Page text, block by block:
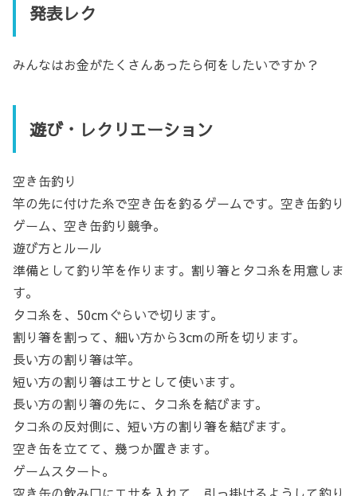
発表レク
みんなはお金がたくさんあったら何をしたいですか？
遊び・レクリエーション
空き缶釣り
竿の先に付けた糸で空き缶を釣るゲームです。空き缶釣り
ゲーム、空き缶釣り競争。
遊び方とルール
準備として釣り竿を作ります。割り箸とタコ糸を用意しま
す。
タコ糸を、50cmぐらいで切ります。
割り箸を割って、細い方から3cmの所を切ります。
長い方の割り箸は竿。
短い方の割り箸はエサとして使います。
長い方の割り箸の先に、タコ糸を結びます。
タコ糸の反対側に、短い方の割り箸を結びます。
空き缶を立てて、幾つか置きます。
ゲームスタート。